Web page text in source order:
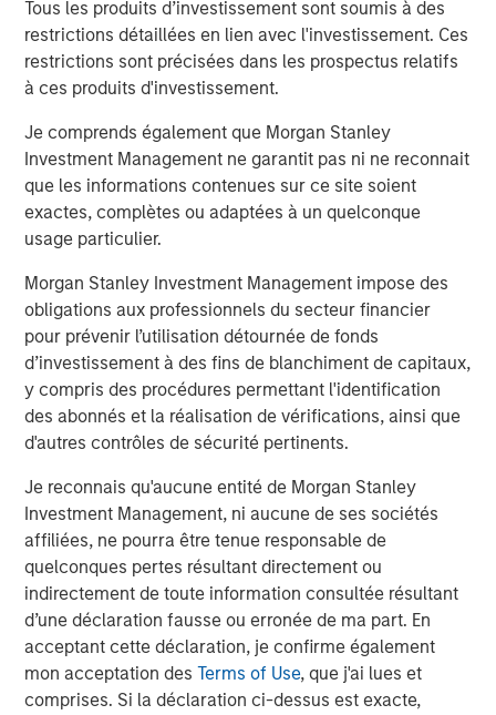
Tous les produits d’investissement sont soumis à des
restrictions détaillées en lien avec l'investissement. Ces
restrictions sont précisées dans les prospectus relatifs
à ces produits d'investissement.
Je comprends également que Morgan Stanley
Investment Management ne garantit pas ni ne reconnait
que les informations contenues sur ce site soient
exactes, complètes ou adaptées à un quelconque
usage particulier.
Morgan Stanley Investment Management impose des
obligations aux professionnels du secteur financier
pour prévenir l’utilisation détournée de fonds
d’investissement à des fins de blanchiment de capitaux,
y compris des procédures permettant l'identification
des abonnés et la réalisation de vérifications, ainsi que
d'autres contrôles de sécurité pertinents.
Je reconnais qu'aucune entité de Morgan Stanley
Investment Management, ni aucune de ses sociétés
affiliées, ne pourra être tenue responsable de
quelconques pertes résultant directement ou
indirectement de toute information consultée résultant
d’une déclaration fausse ou erronée de ma part. En
acceptant cette déclaration, je confirme également
mon acceptation desTerms of Use, que j'ai lues et
comprises. Si la déclaration ci-dessus est exacte,
demande des gérants d’actifs est restée soutenue et la
participation des banques commence à se stabiliser,
alors que la Fed continue progressivement à réduire son
bilan. Les émissions d’ABS, de MBS résidentiels hors
agences et de MBS commerciaux ont été stables,
couronnant une solide année au niveau de l’offre et
renforçant le rôle du secteur en tant qu’alternative de
portage élevé et de duration plus courte au sein des
portefeuilles obligataires.
Performance des actifs depuis le début de
l'année
GRAPHIQUE 1